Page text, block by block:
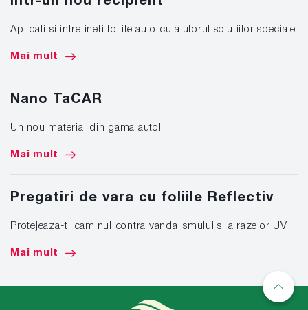
Aplicati si intretineti foliile auto cu ajutorul solutiilor speciale
Mai mult
Nano TaCAR
Un nou material din gama auto!
Mai mult
Pregatiri de vara cu foliile Reflectiv
Protejeaza-ti caminul contra vandalismului si a razelor UV
Mai mult